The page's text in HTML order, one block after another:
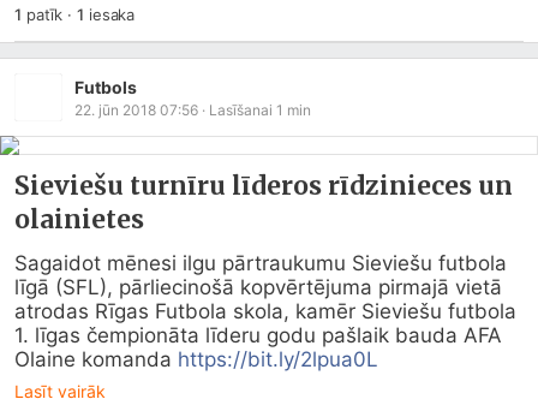
1 patīk ·1 iesaka
Futbols
22. jūn 2018 07:56 · Lasīšanai 1 min
Sieviešu turnīru līderos rīdzinieces un
olainietes
Sagaidot mēnesi ilgu pārtraukumu Sieviešu futbola
līgā (SFL), pārliecinošā kopvērtējuma pirmajā vietā
atrodas Rīgas Futbola skola, kamēr Sieviešu futbola
1. līgas čempionāta līderu godu pašlaik bauda AFA
Olaine komanda https://bit.ly/2lpua0L
Lasīt vairāk